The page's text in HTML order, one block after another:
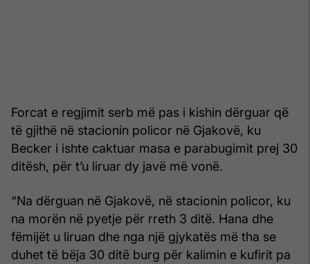
Forcat e regjimit serb më pas i kishin dërguar që
të gjithë në stacionin policor në Gjakovë, ku
Becker i ishte caktuar masa e parabugimit prej 30
ditësh, për t’u liruar dy javë më vonë.
“Na dërguan në Gjakovë, në stacionin policor, ku
na morën në pyetje për rreth 3 ditë. Hana dhe
fëmijët u liruan dhe nga një gjykatës më tha se
duhet të bëja 30 ditë burg për kalimin e kufirit pa